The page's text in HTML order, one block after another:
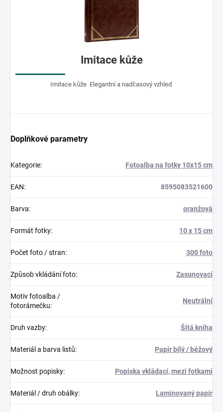
Imitace kůže
Imitace kůže Elegantní a nadčasový vzhled
Doplňkové parametry
Kategorie: Fotoalba na fotky 10x15 cm
EAN: 8595083521600
Barva: oranžová
Formát fotky: 10 x 15 cm
Počet foto / stran: 300 foto
Způsob vkládání foto: Zasunovací
Motiv fotoalba /
fotorámečku:
Neutrální
Druh vazby: Šitá kniha
Materiál a barva listů: Papír bílý / béžový
Možnost popisky: Popiska vkládací, mezi fotkami
Materiál / druh obálky: Laminovaný papír